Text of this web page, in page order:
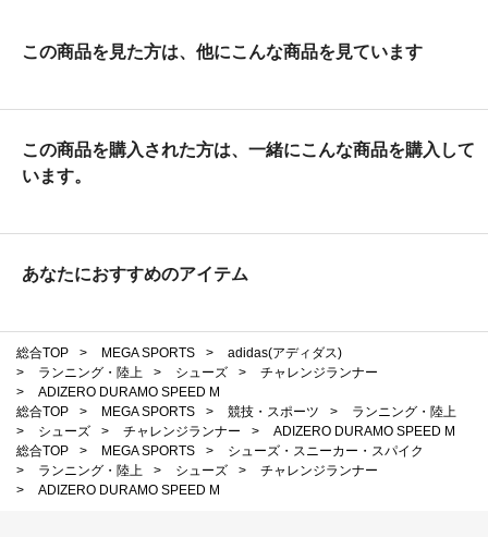
この商品を見た方は、他にこんな商品を見ています
この商品を購入された方は、一緒にこんな商品を購入して
います。
あなたにおすすめのアイテム
総合TOP > MEGA SPORTS >
adidas(アディダス)
>
ランニング・陸上 > シューズ >
チャレンジランナー
>
ADIZERO DURAMO SPEED M
総合TOP
> MEGA SPORTS > 競技・スポーツ >
ランニング・陸上
>
シューズ > チャレンジランナー >
ADIZERO DURAMO SPEED M
総合TOP
> MEGA SPORTS >
シューズ・スニーカー・スパイク
>
ランニング・陸上 > シューズ >
チャレンジランナー
>
ADIZERO DURAMO SPEED M